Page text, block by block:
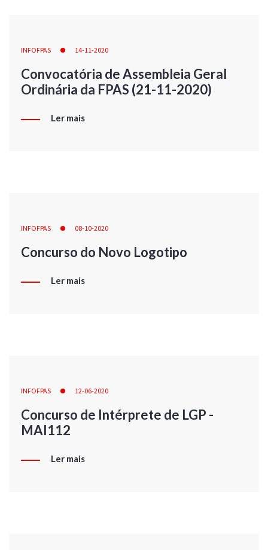
INFOFPAS 14-11-2020
Convocatória de Assembleia Geral
Ordinária da FPAS (21-11-2020)
Ler mais
INFOFPAS 08-10-2020
Concurso do Novo Logotipo
Ler mais
INFOFPAS 12-06-2020
Concurso de Intérprete de LGP -
MAI112
Ler mais